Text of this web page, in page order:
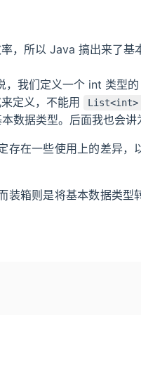
，所以 Java 搞出来了基
，我们定义一个 int 类型
定义，不能用
数据类型。后面我也会讲
存在一些使用上的差异，
装箱则是将基本数据类型